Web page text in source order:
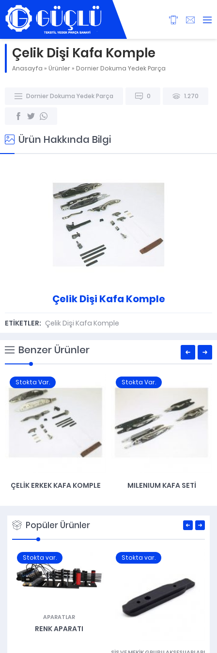
Çelik Dişi Kafa Komple
Anasayfa » Ürünler » Dornier Dokuma Yedek Parça
Dornier Dokuma Yedek Parça 0 1.270
Ürün Hakkında Bilgi
Çelik Dişi Kafa Komple
ETİKETLER: Çelik Dişi Kafa Komple
Benzer Ürünler
Stokta Var.
ÇELIK ERKEK KAFA KOMPLE
Stokta Var.
MILENIUM KAFA SETI
Popüler Ürünler
Stokta var.
APARATLAR
RENK APARATI
Stokta var.